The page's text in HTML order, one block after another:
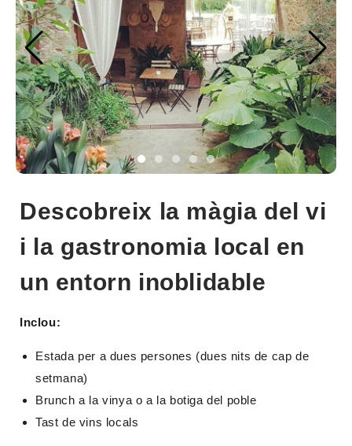
Descobreix la màgia del vi
i la gastronomia local en
un entorn inoblidable
Inclou:
Estada per a dues persones (dues nits de cap de
setmana)
Brunch a la vinya o a la botiga del poble
Tast de vins locals